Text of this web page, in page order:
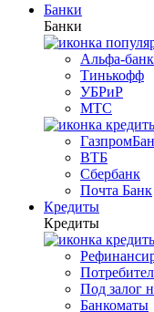
Банки
Банки
Альфа-банк
Тинькофф
УБРиР
МТС
ВТБ
Сбербанк
Почта Банк
Кредиты
Кредиты
Под залог
Банкоматы